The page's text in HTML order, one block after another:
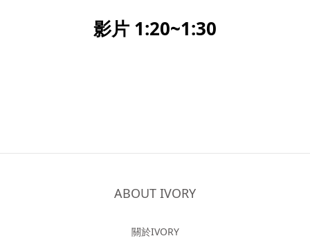
影片 1:20~1:30
ABOUT IVORY
關於IVORY